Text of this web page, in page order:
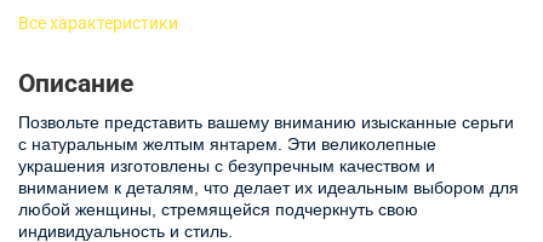
Все характеристики
Описание
Позвольте представить вашему вниманию изысканные серьги
с натуральным желтым янтарем. Эти великолепные
украшения изготовлены с безупречным качеством и
вниманием к деталям, что делает их идеальным выбором для
любой женщины, стремящейся подчеркнуть свою
индивидуальность и стиль.